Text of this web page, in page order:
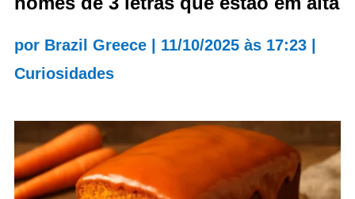
por Brazil Greece| 11/10/2025 às 17:23|
Curiosidades